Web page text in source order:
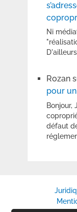
Ni
Rozan
pour
Bonjour,
défaut